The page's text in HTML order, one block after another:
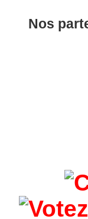
Nos